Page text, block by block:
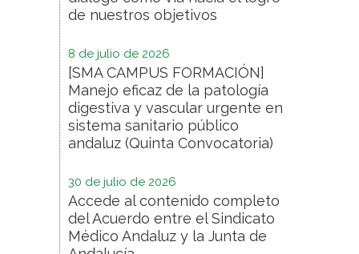
de nuestros objetivos
8 de julio de 2026
[SMA CAMPUS FORMACIÓN]
Manejo eficaz de la patología
digestiva y vascular urgente en
sistema sanitario público
andaluz (Quinta Convocatoria)
30 de julio de 2026
Accede al contenido completo
del Acuerdo entre el Sindicato
Médico Andaluz y la Junta de